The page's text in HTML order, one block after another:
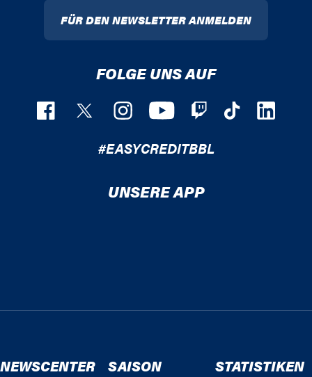
FÜR DEN NEWSLETTER ANMELDEN
FOLGE UNS AUF
#EASYCREDITBBL
UNSERE APP
NEWSCENTER SAISON STATISTIKEN